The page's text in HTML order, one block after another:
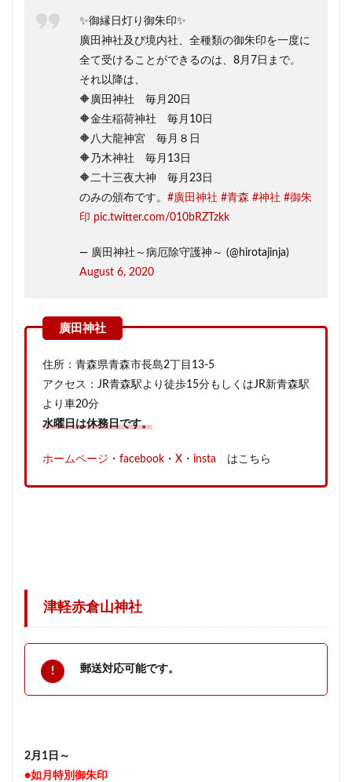
✨御縁日灯り御朱印✨
廣田神社及び境内社、全種類の御朱印を一度に
全て受けることができるのは、8月7日まで。
それ以降は、
🔶廣田神社 毎月20日
🔶金生稲荷神社 毎月10日
🔶八大龍神宮 毎月８日
🔶乃木神社 毎月13日
🔶二十三夜大神 毎月23日
のみの頒布です。 #廣田神社 #青森 #神社 #御朱
印 pic.twitter.com/010bRZTzkk
— 廣田神社～病厄除守護神～ (@hirotajinja)
August 6, 2020
住所：青森県青森市長島2丁目13-5
アクセス：JR青森駅より徒歩15分もしくはJR新青森駅
より車20分
水曜日は休務日です。
ホームページ ・ facebook ・ X ・ insta はこちら
津軽赤倉山神社
郵送対応可能です。
2月1日～
●如月特別御朱印